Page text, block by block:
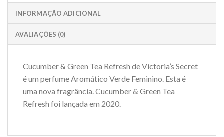
INFORMAÇÃO ADICIONAL
AVALIAÇÕES (0)
Cucumber & Green Tea Refresh de Victoria’s Secret
é um perfume Aromático Verde Feminino. Esta é
uma nova fragrância. Cucumber & Green Tea
Refresh foi lançada em 2020.